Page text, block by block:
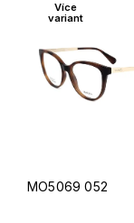
Více
variant
MO5069 052